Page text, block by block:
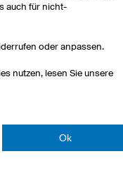
auch für nicht-
oder anpassen.
nutzen, lesen Sie unsere
Ok